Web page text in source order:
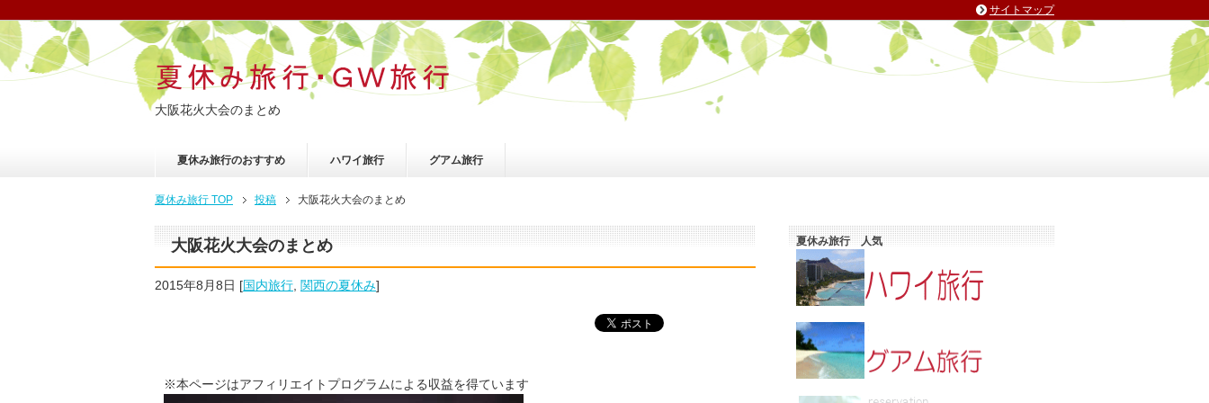
大阪花火大会のまとめ
夏休み旅行のおすすめ ハワイ旅行 グアム旅行
夏休み旅行 TOP 投稿 大阪花火大会のまとめ
大阪花火大会のまとめ
2015年8月8日 [国内旅行 関西の夏休み]
※本ページはアフィリエイトプログラムによる収益を得ています
夏休み旅行 人気
サイトマップ